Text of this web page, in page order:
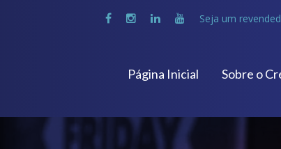
Seja um
Página Inicial Sobre o